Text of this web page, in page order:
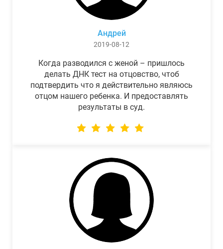
Андрей
2019-08-12
Когда разводился с женой – пришлось
делать ДНК тест на отцовство, чтоб
подтвердить что я действительно являюсь
отцом нашего ребенка. И предоставлять
результаты в суд.